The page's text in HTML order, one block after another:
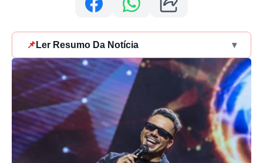
📌 Ler Resumo Da Notícia ▾